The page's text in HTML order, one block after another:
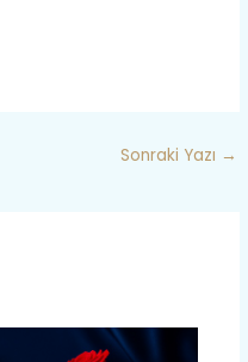
Sonraki Yazı →